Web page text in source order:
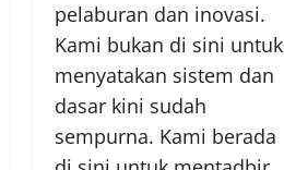
pelaburan dan inovasi.
Kami bukan di sini untuk
menyatakan sistem dan
dasar kini sudah
sempurna. Kami berada